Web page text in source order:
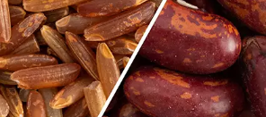
español
português
ไทย